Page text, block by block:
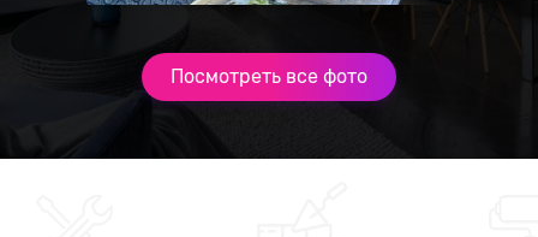
Посмотреть все фото